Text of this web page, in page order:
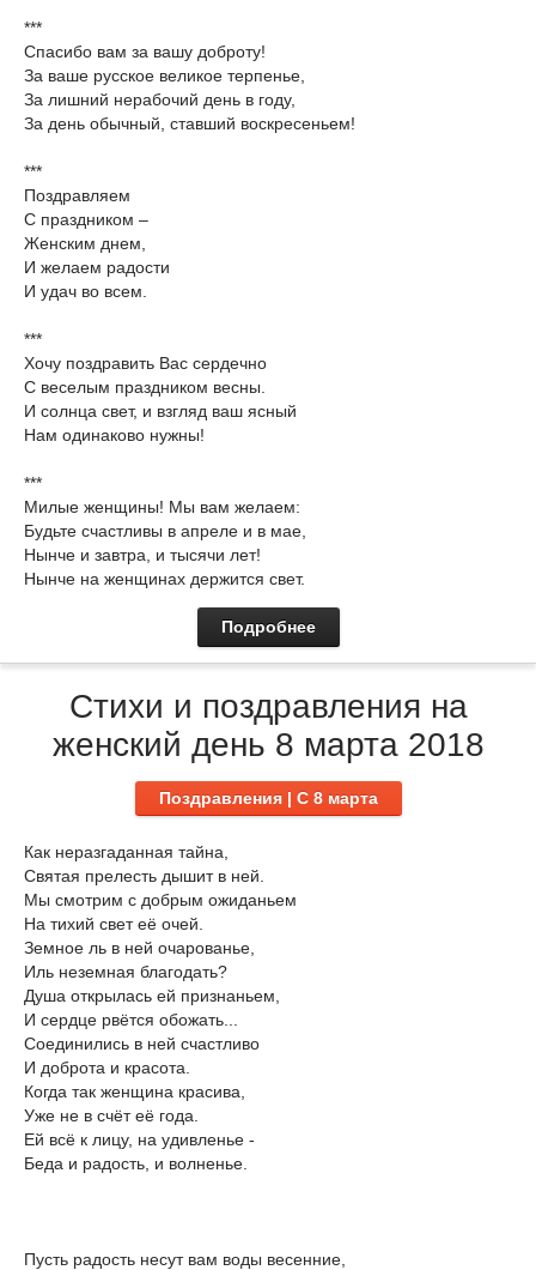
***
Спасибо вам за вашу доброту!
За ваше русское великое терпенье,
За лишний нерабочий день в году,
За день обычный, ставший воскресеньем!
***
Поздравляем
С праздником –
Женским днем,
И желаем радости
И удач во всем.
***
Хочу поздравить Вас сердечно
С веселым праздником весны.
И солнца свет, и взгляд ваш ясный
Нам одинаково нужны!
***
Милые женщины! Мы вам желаем:
Будьте счастливы в апреле и в мае,
Нынче и завтра, и тысячи лет!
Нынче на женщинах держится свет.
Подробнее
Стихи и поздравления на
женский день 8 марта 2018
Поздравления | C 8 марта
Как неразгаданная тайна,
Святая прелесть дышит в ней.
Мы смотрим с добрым ожиданьем
На тихий свет её очей.
Земное ль в ней очарованье,
Иль неземная благодать?
Душа открылась ей признаньем,
И сердце рвётся обожать...
Соединились в ней счастливо
И доброта и красота.
Когда так женщина красива,
Уже не в счёт её года.
Ей всё к лицу, на удивленье -
Беда и радость, и волненье.
Пусть радость несут вам воды весенние,